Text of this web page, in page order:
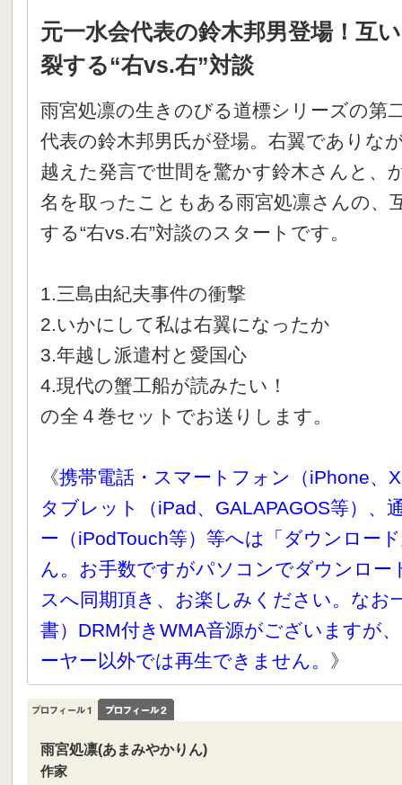
元一水会代表の鈴木邦男登場！互
裂する“右vs.右”対談
雨宮処凛の生きのびる道標シリーズの第
代表の鈴木邦男氏が登場。右翼でありな
越えた発言で世間を驚かす鈴木さんと、
名を取ったこともある雨宮処凛さんの、
する“右vs.右”対談のスタートです。
1.三島由紀夫事件の衝撃
2.いかにして私は右翼になったか
3.年越し派遣村と愛国心
4.現代の蟹工船が読みたい！
の全４巻セットでお送りします。
《携帯電話・スマートフォン（iPhone、
タブレット（iPad、GALAPAGOS等）、
ー（iPodTouch等）等へは「ダウンロー
ん。お手数ですがパソコンでダウンロー
スへ同期頂き、お楽しみください。なお
書）DRM付きWMA音源がございますが
ーヤー以外では再生できません。 》
雨宮処凛(あまみやかりん)
作家